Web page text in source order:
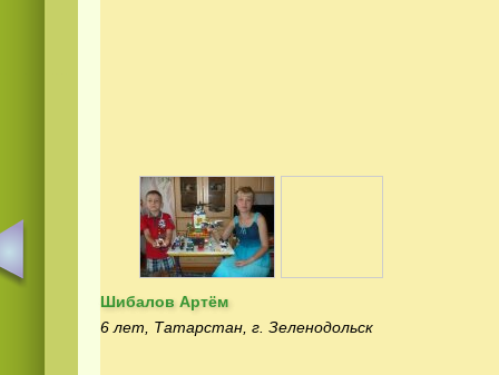
Шибалов Артём
6 лет, Татарстан, г. Зеленодольск